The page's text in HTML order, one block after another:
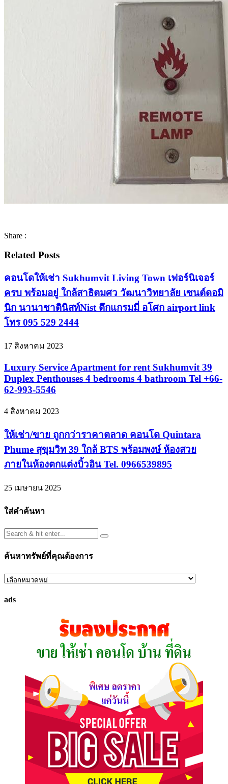
Share :
Related Posts
คอนโดให้เช่า Sukhumvit Living Town เฟอร์นิเจอร์
ครบ พร้อมอยู่ ใกล้สาธิตมศว วัฒนาวิทยาลัย เซนต์ดอมิ
นิก นานาชาตินิสท์Nist ตึกแกรมมี่ อโศก airport link
โทร 095 529 2444
17 สิงหาคม 2023
Luxury Service Apartment for rent Sukhumvit 39
Duplex Penthouses 4 bedrooms 4 bathroom Tel +66-
62-993-5546
4 สิงหาคม 2023
ให้เช่า/ขาย ถูกกว่าราคาตลาด คอนโด Quintara
Phume สุขุมวิท 39 ใกล้ BTS พร้อมพงษ์ ห้องสวย
ภายในห้องตกแต่งบิ้วอิน Tel. 0966539895
25 เมษายน 2025
ใส่คำค้นหา
ค้นหาทรัพย์ที่คุณต้องการ
ค้นหา
ที่
ads